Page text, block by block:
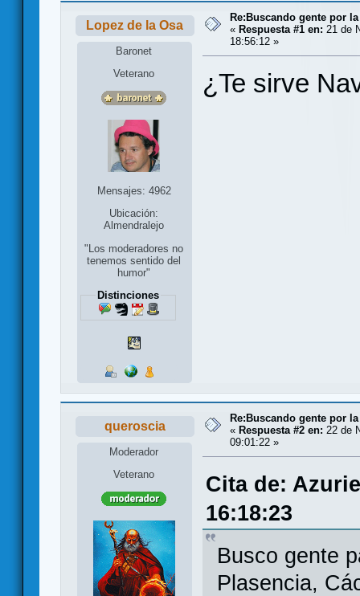
Lopez de la Osa
Baronet
Veterano
Mensajes: 4962
Ubicación:
Almendralejo
"Los moderadores no
tenemos sentido del
humor"
Distinciones
Re:Buscando gente por
« Respuesta #1 en: 21 de
18:56:12 »
¿Te sirve
queroscia
Moderador
Veterano
Re:Buscando gente por
« Respuesta #2 en: 22 de
09:01:22 »
Cita de:
16:18:23
Busco gente
Plasencia,